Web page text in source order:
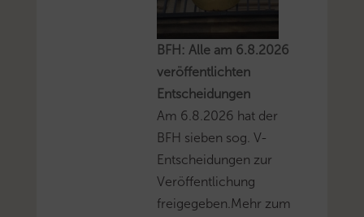
BFH: Alle am 6.8.2026
veröffentlichten
Entscheidungen
Am 6.8.2026 hat der
BFH sieben sog. V-
Entscheidungen zur
Veröffentlichung
freigegeben.Mehr zum